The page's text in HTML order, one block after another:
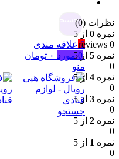
جستجو
0 علاقه مندی
0 مورد ۰ تومان
منو
جستجو
نظرات (0)
نمره 0 از 5
0 reviews
نمره 5 از 5
0
نمره 4 از 5
0
نمره 3 از 5
0
نمره 2 از 5
0
نمره 1 از 5
0